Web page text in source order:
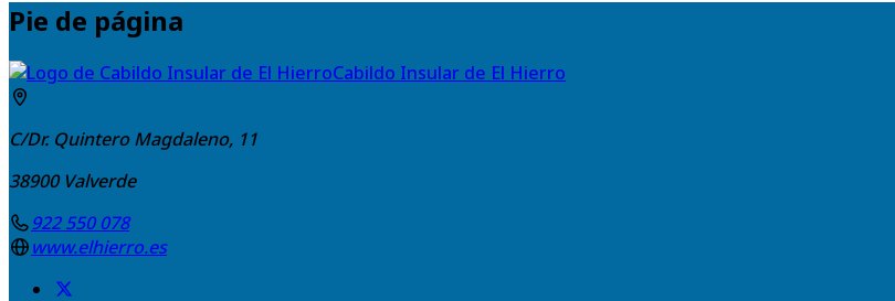
Pie de página
Cabildo Insular de El Hierro
C/Dr. Quintero Magdaleno, 11
38900 Valverde
922 550 078
www.elhierro.es